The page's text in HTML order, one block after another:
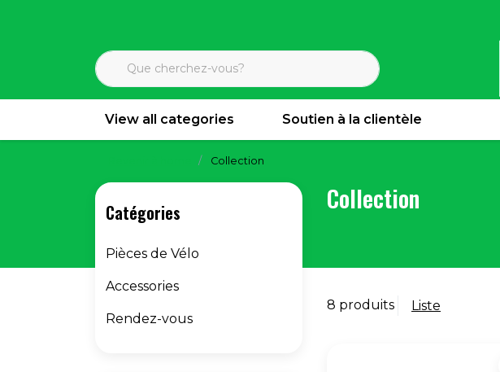
View all categories Soutien à la clientèle
Collection
Collection
8 produits Liste
Catégories
Pièces de Vélo
Accessories
Rendez-vous